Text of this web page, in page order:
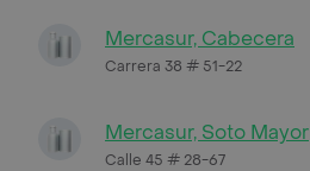
Mercasur, Cabecera
Carrera 38 # 51-22
Mercasur, Soto Mayor
Calle 45 # 28-67